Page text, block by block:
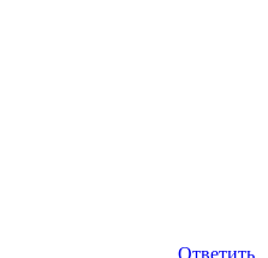
Ответить